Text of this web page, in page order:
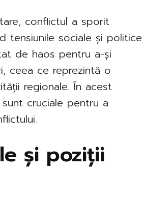
conflictul a sporit
tensiunile sociale și politice
de haos pentru a-și
ceea ce reprezintă o
regionale. În acest
cruciale pentru a
și poziții